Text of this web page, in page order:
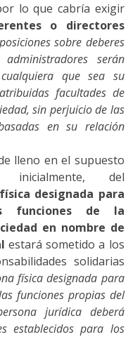
lo que cabría exigir
o directores
sobre deberes
serán
que sea su
facultades de
sin perjuicio de las
en su relación
lleno en el supuesto
del
designada para
funciones de la
en nombre de
estará sometido a los
solidarias
física designada para
funciones propias del
jurídica deberá
establecidos para los